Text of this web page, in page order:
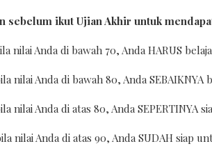
sebelum ikut Ujian Akhir untuk
nilai Anda di bawah 70, Anda HARUS
nilai Anda di bawah 80, Anda
nilai Anda di atas 80, Anda SEPERTINYA
nilai Anda di atas 90, Anda SUDAH siap